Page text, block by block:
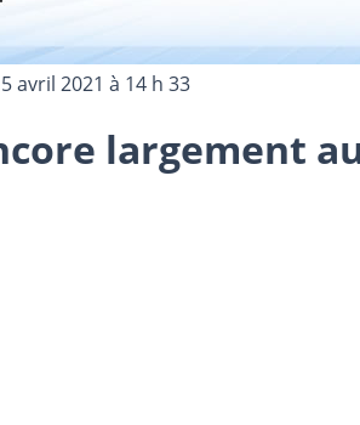
avril 2021 à 14 h 33
largement